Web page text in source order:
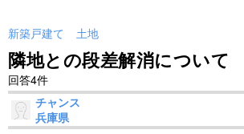
新築戸建て 土地
隣地との段差解消について
回答4件
チャンス
兵庫県